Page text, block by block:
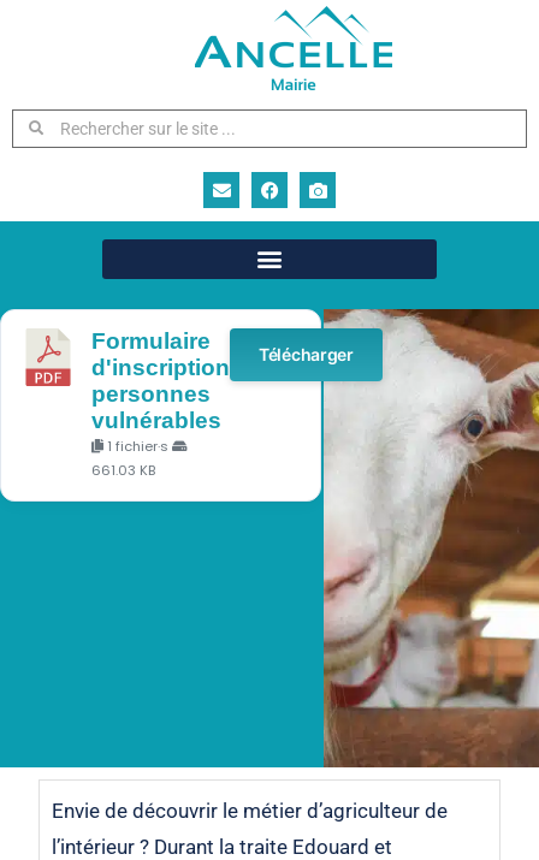
Formulaire
d'inscription
personnes
vulnérables
1 fichier·s
661.03 KB
Télécharger
Rencontre à la ferme
du Bois Noir
Activités culturelles
Envie de découvrir le métier d’agriculteur de
l’intérieur ? Durant la traite Edouard et